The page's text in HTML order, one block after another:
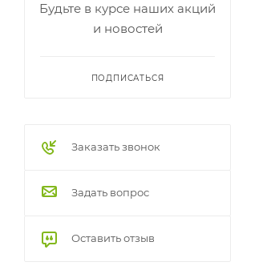
Будьте в курсе наших акций
и новостей
ПОДПИСАТЬСЯ
Заказать звонок
Задать вопрос
Оставить отзыв